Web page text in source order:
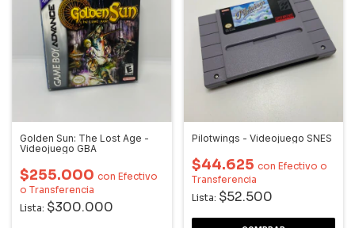
Golden Sun: The Lost Age -
Videojuego GBA
$255.000 con Efectivo
o Transferencia
Lista: $300.000
Pilotwings - Videojuego SNES
$44.625 con Efectivo o
Transferencia
Lista: $52.500